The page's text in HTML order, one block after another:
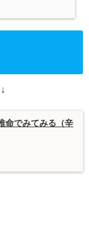
命でみてみる（辛